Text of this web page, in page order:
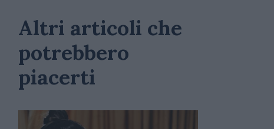
Altri articoli che
potrebbero
piacerti